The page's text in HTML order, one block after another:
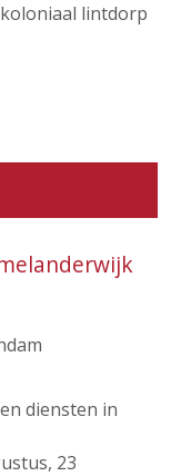
lintdorp
diensten in
23